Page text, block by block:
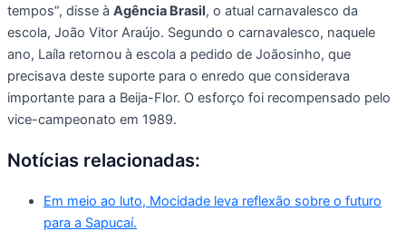
tempos”, disse à Agência Brasil, o atual carnavalesco da
escola, João Vitor Araújo. Segundo o carnavalesco, naquele
ano, Laíla retornou à escola a pedido de Joãosinho, que
precisava deste suporte para o enredo que considerava
importante para a Beija-Flor. O esforço foi recompensado pelo
vice-campeonato em 1989.
Notícias relacionadas:
Em meio ao luto, Mocidade leva reflexão sobre o futuro
para a Sapucaí.